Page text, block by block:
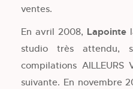
ventes.
En avril 2008, Lapointe
studio très attendu,
compilations AILLEURS
suivante. En novembre